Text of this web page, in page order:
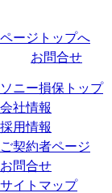
ページトップへ
お問合せ
ソニー損保トップ
会社情報
採用情報
ご契約者ページ
お問合せ
サイトマップ